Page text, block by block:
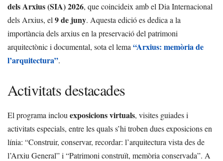
dels Arxius (SIA) 2026, que coincideix amb el Dia Internacional
dels Arxius, el 9 de juny. Aquesta edició es dedica a la
importància dels arxius en la preservació del patrimoni
arquitectònic i documental, sota el lema “Arxius: memòria de
l’arquitectura”.
Activitats destacades
El programa inclou exposicions virtuals, visites guiades i
activitats especials, entre les quals s’hi troben dues exposicions en
línia: “Construir, conservar, recordar: l’arquitectura vista des de
l’Arxiu General” i “Patrimoni construït, memòria conservada”. A